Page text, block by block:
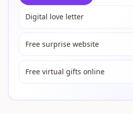
Digital love letter
Free surprise website
Free virtual gifts online